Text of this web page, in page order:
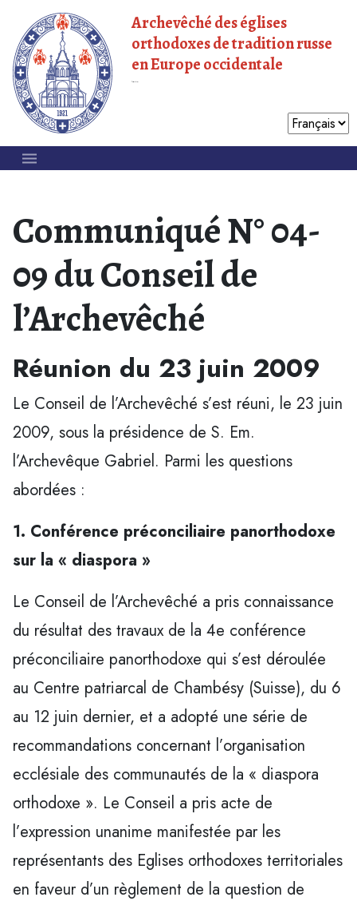
Archevêché des églises
orthodoxes de tradition russe
en Europe occidentale
Communiqué N° 04-
09 du Conseil de
l’Archevêché
Réunion du 23 juin 2009
Le Conseil de l’Archevêché s’est réuni, le 23 juin
2009, sous la présidence de S. Em.
l’Archevêque Gabriel. Parmi les questions
abordées :
1. Conférence préconciliaire panorthodoxe
sur la « diaspora »
Le Conseil de l’Archevêché a pris connaissance
du résultat des travaux de la 4e conférence
préconciliaire panorthodoxe qui s’est déroulée
au Centre patriarcal de Chambésy (Suisse), du 6
au 12 juin dernier, et a adopté une série de
recommandations concernant l’organisation
ecclésiale des communautés de la « diaspora
orthodoxe ». Le Conseil a pris acte de
l’expression unanime manifestée par les
représentants des Eglises orthodoxes territoriales
en faveur d’un règlement de la question de